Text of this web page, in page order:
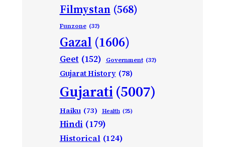
Filmystan (568)
Funzone (32)
Gazal (1606)
Geet (152) Government (32)
Gujarat History (78)
Gujarati(5007)
Haiku (73) Health (25)
Hindi (179)
Historical (124)